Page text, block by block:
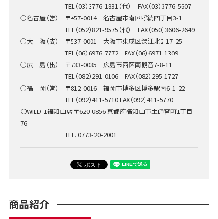
TEL（03）3776-1831（代） FAX（03）3776-5607
○名古屋（営） 〒457-0014 名古屋市南区呼続四丁目3-1
TEL（052）821-9575（代） FAX（050）3606-2649
○大 阪（支） 〒537-0001 大阪市東成区深江北2-17-25
TEL（06）6976-7772 FAX（06）6971-1309
○広 島（出） 〒733-0035 広島市西区南観音7-8-11
TEL（082）291-0106 FAX（082）295-1727
○福 岡（営） 〒812-0016 福岡市博多区博多駅南6-1-22
TEL（092）411-5710 FAX（092）411-5770
〇WILD-1福知山店 〒620-0856 京都府福知山市土師宮町1丁目
76
TEL. 0773-20-2001
商品紹介